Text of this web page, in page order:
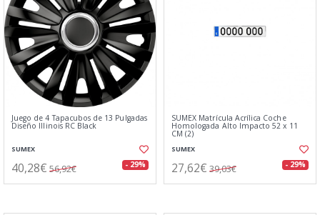
Juego de 4 Tapacubos de 13 Pulgadas
Diseño Illinois RC Black
SUMEX
40,28€ 56,92€ - 29%
SUMEX Matrícula Acrílica Coche
Homologada Alto Impacto 52 x 11
CM (2)
SUMEX
27,62€ 39,03€ - 29%